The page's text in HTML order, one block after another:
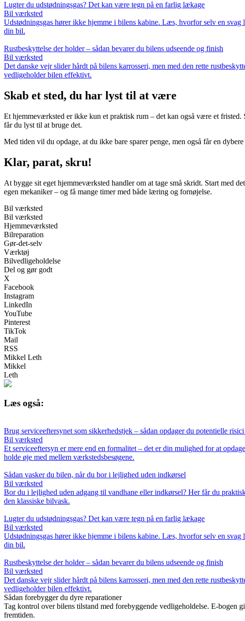
Lugter du udstødningsgas? Det kan være tegn på en farlig lækage
Bil værksted
Udstødningsgas hører ikke hjemme i bilens kabine. Læs, hvorfor selv en
din bil.
Rustbeskyttelse der holder – sådan bevarer du bilens udseende og finish
Bil værksted
Det danske vejr slider hårdt på bilens karrosseri, men med den rette
vedligeholder bilen effektivt.
Skab et sted, du har lyst til at være
Et hjemmeværksted er ikke kun et praktisk rum – det kan også være et
får du lyst til at bruge det.
Med tiden vil du opdage, at du ikke bare sparer penge, men også får en
Klar, parat, skru!
At bygge sit eget hjemmeværksted handler om at tage små skridt. Start med
egen mekaniker – og få mange timer med både læring og fornøjelse.
Bil værksted
Bil værksted
Hjemmeværksted
Bilreparation
Gør-det-selv
Værktøj
Bilvedligeholdelse
Del og gør godt
X
Facebook
Instagram
LinkedIn
YouTube
Pinterest
TikTok
Mail
RSS
Mikkel Leth
Mikkel
Leth
Læs også:
Brug serviceeftersynet som sikkerhedstjek – sådan opdager du potentielle
Bil værksted
Et serviceeftersyn er mere end en formalitet – det er din mulighed for at
holde øje med mellem værkstedsbesøgene.
Sådan vasker du bilen, når du bor i lejlighed uden indkørsel
Bil værksted
Bor du i lejlighed uden adgang til vandhane eller indkørsel? Her får du
den klassiske bilvask.
Lugter du udstødningsgas? Det kan være tegn på en farlig lækage
Bil værksted
Udstødningsgas hører ikke hjemme i bilens kabine. Læs, hvorfor selv en
din bil.
Rustbeskyttelse der holder – sådan bevarer du bilens udseende og finish
Bil værksted
Det danske vejr slider hårdt på bilens karrosseri, men med den rette
vedligeholder bilen effektivt.
Sådan forebygger du dyre reparationer
Tag kontrol over bilens tilstand med forebyggende vedligeholdelse. E-bogen
fremtiden.